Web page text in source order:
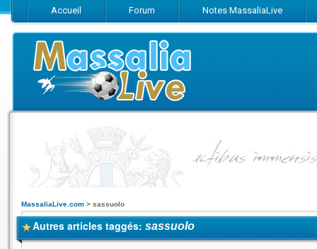
Accueil Forum Notes MassaliaLive
Suivez-nous sur Facebook
Suivez-nous sur Twitter
Abonnez-
MassaliaLive.com > sassuolo
Autres articles taggés: sassuolo